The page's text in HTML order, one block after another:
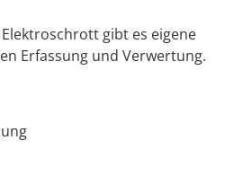
gibt es eigene
Erfassung und Verwertung.